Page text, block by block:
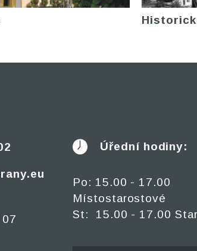
Úřední hodiny:
Po: 15.00 - 17.00
Místostarostové
St: 15.00 - 17.00